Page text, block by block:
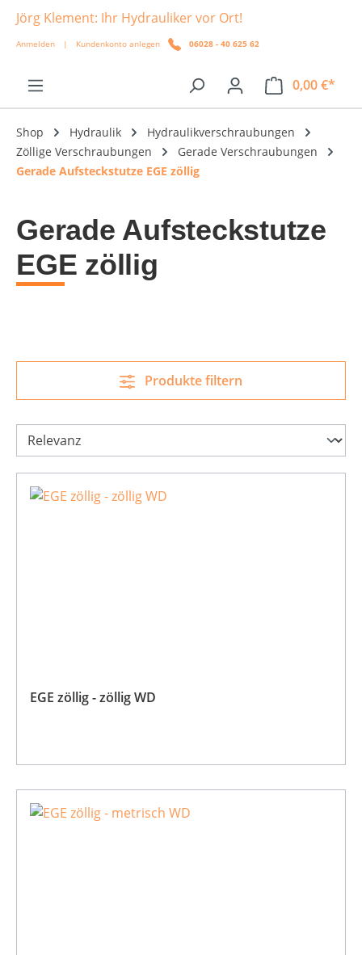
springen
Jörg Klement: Ihr Hydrauliker vor Ort!
Anmelden | Kundenkonto anlegen 06028 - 40 625 62
0,00 €*
Shop Hydraulik
Hydraulikverschraubungen
Zöllige Verschraubungen
Gerade Verschraubungen
Gerade Aufsteckstutze EGE zöllig
Gerade Aufsteckstutze
EGE zöllig
Produkte filtern
EGE zöllig - zöllig WD